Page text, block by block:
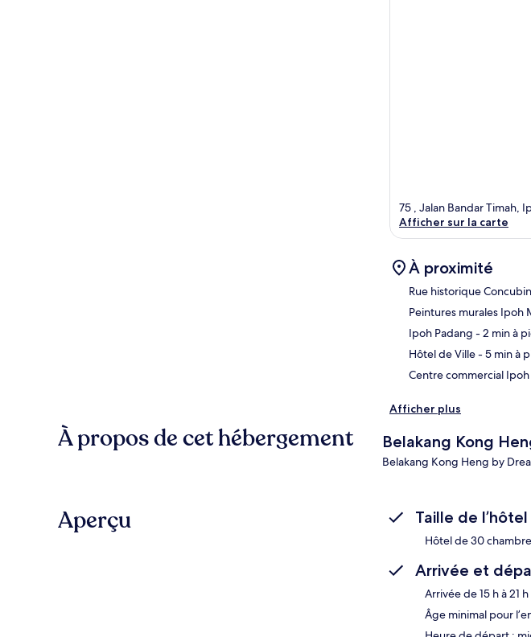
75 , Jalan Bandar Timah,
Afficher sur la carte
À proximité
Rue historique
Peintures murales Ipoh
Ipoh Padang - 2 min à
Hôtel de Ville- 5 min à
Centre commercial Ipoh
Afficher plus
À propos de cet hébergement Belakang Kong
Belakang Kong Heng by
Aperçu Taille de l’hôtel
Hôtel de 30
Arrivée et
Arrivée de 15 h à 21 h
Âge minimal pour